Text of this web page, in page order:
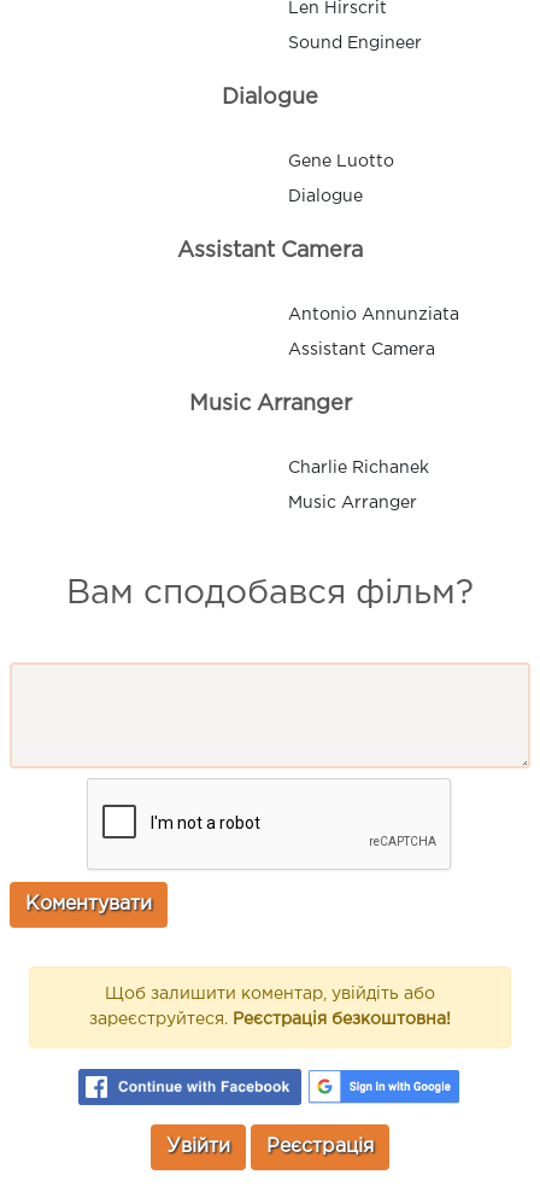
Len Hirscrit
Sound Engineer
Dialogue
Gene Luotto
Dialogue
Assistant Camera
Antonio Annunziata
Assistant Camera
Music Arranger
Charlie Richanek
Music Arranger
Вам сподобався фільм?
Щоб залишити коментар, увійдіть або
зареєструйтеся. Реєстрація безкоштовна!
Увійти Реєстрація